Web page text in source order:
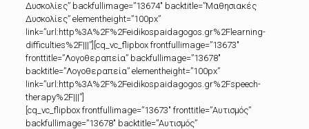
Δυσκολίες” backfullimage=”13674″ backtitle=”Μαθησιακές
Δυσκολίες” elementheight=”100px”
link=”url:http%3A%2F%2Feidikospaidagogos.gr%2Flearning-
difficulties%2F|||”][cq_vc_flipbox frontfullimage=”13673″
fronttitle=”Λογοθεραπεία” backfullimage=”13678″
backtitle=”Λογοθεραπεία” elementheight=”100px”
link=”url:http%3A%2F%2Feidikospaidagogos.gr%2Fspeech-
therapy%2F|||”]
[cq_vc_flipbox frontfullimage=”13673″ fronttitle=”Αυτισμός”
backfullimage=”13678″ backtitle=”Αυτισμός”